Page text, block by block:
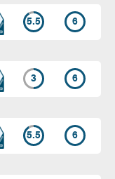
5.5 6
3 6
5.5 6